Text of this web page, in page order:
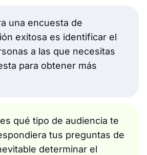
una encuesta de
exitosa es identificar el
a las que necesitas
para obtener más
qué tipo de audiencia te
tus preguntas de
determinar el